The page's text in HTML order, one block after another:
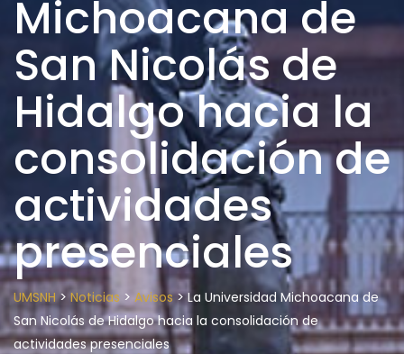
Michoacana de
San Nicolás de
Hidalgo hacia la
consolidación de
actividades
presenciales
UMSNH> Noticias > Avisos>La Universidad Michoacana de
San Nicolás de Hidalgo hacia la consolidación de
actividades presenciales